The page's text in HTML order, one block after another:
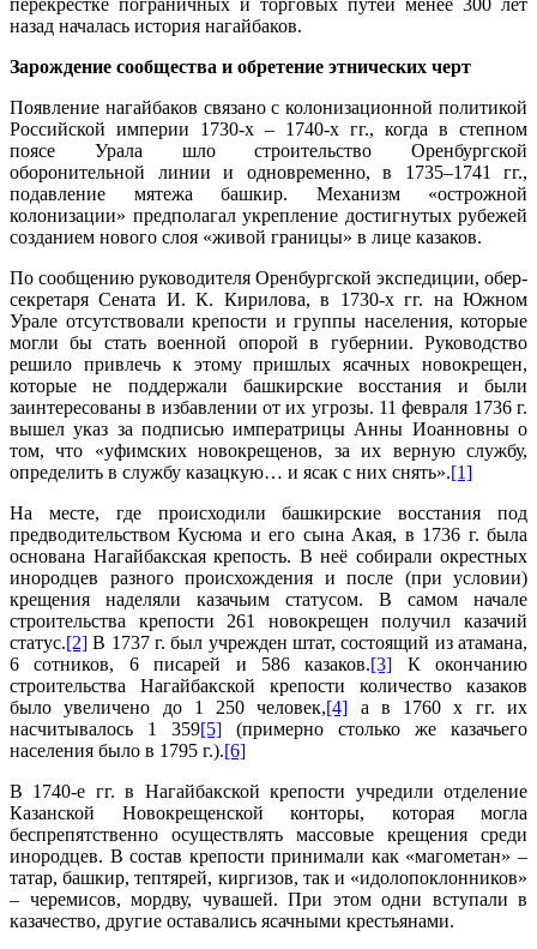
назад началась история нагайбаков.
Зарождение сообщества и обретение этнических черт
Появление нагайбаков связано с колонизационной политикой
Российской империи 1730-х – 1740-х гг., когда в степном
поясе Урала шло строительство Оренбургской
оборонительной линии и одновременно, в 1735–1741 гг.,
подавление мятежа башкир. Механизм «острожной
колонизации» предполагал укрепление достигнутых рубежей
созданием нового слоя «живой границы» в лице казаков.
По сообщению руководителя Оренбургской экспедиции, обер-
секретаря Сената И. К. Кирилова, в 1730-х гг. на Южном
Урале отсутствовали крепости и группы населения, которые
могли бы стать военной опорой в губернии. Руководство
решило привлечь к этому пришлых ясачных новокрещен,
которые не поддержали башкирские восстания и были
заинтересованы в избавлении от их угрозы. 11 февраля 1736 г.
вышел указ за подписью императрицы Анны Иоанновны о
том, что «уфимских новокрещенов, за их верную службу,
определить в службу казацкую… и ясак с них снять».[1]
На месте, где происходили башкирские восстания под
предводительством Кусюма и его сына Акая, в 1736 г. была
основана Нагайбакская крепость. В неё собирали окрестных
инородцев разного происхождения и после (при условии)
крещения наделяли казачьим статусом. В самом начале
строительства крепости 261 новокрещен получил казачий
статус.[2] В 1737 г. был учрежден штат, состоящий из атамана,
6 сотников, 6 писарей и 586 казаков.[3] К окончанию
строительства Нагайбакской крепости количество казаков
было увеличено до 1 250 человек,[4] а в 1760 х гг. их
насчитывалось 1 359[5] (примерно столько же казачьего
населения было в 1795 г.).[6]
В 1740-е гг. в Нагайбакской крепости учредили отделение
Казанской Новокрещенской конторы, которая могла
беспрепятственно осуществлять массовые крещения среди
инородцев. В состав крепости принимали как «магометан» –
татар, башкир, тептярей, киргизов, так и «идолопоклонников»
– черемисов, мордву, чувашей. При этом одни вступали в
казачество, другие оставались ясачными крестьянами.